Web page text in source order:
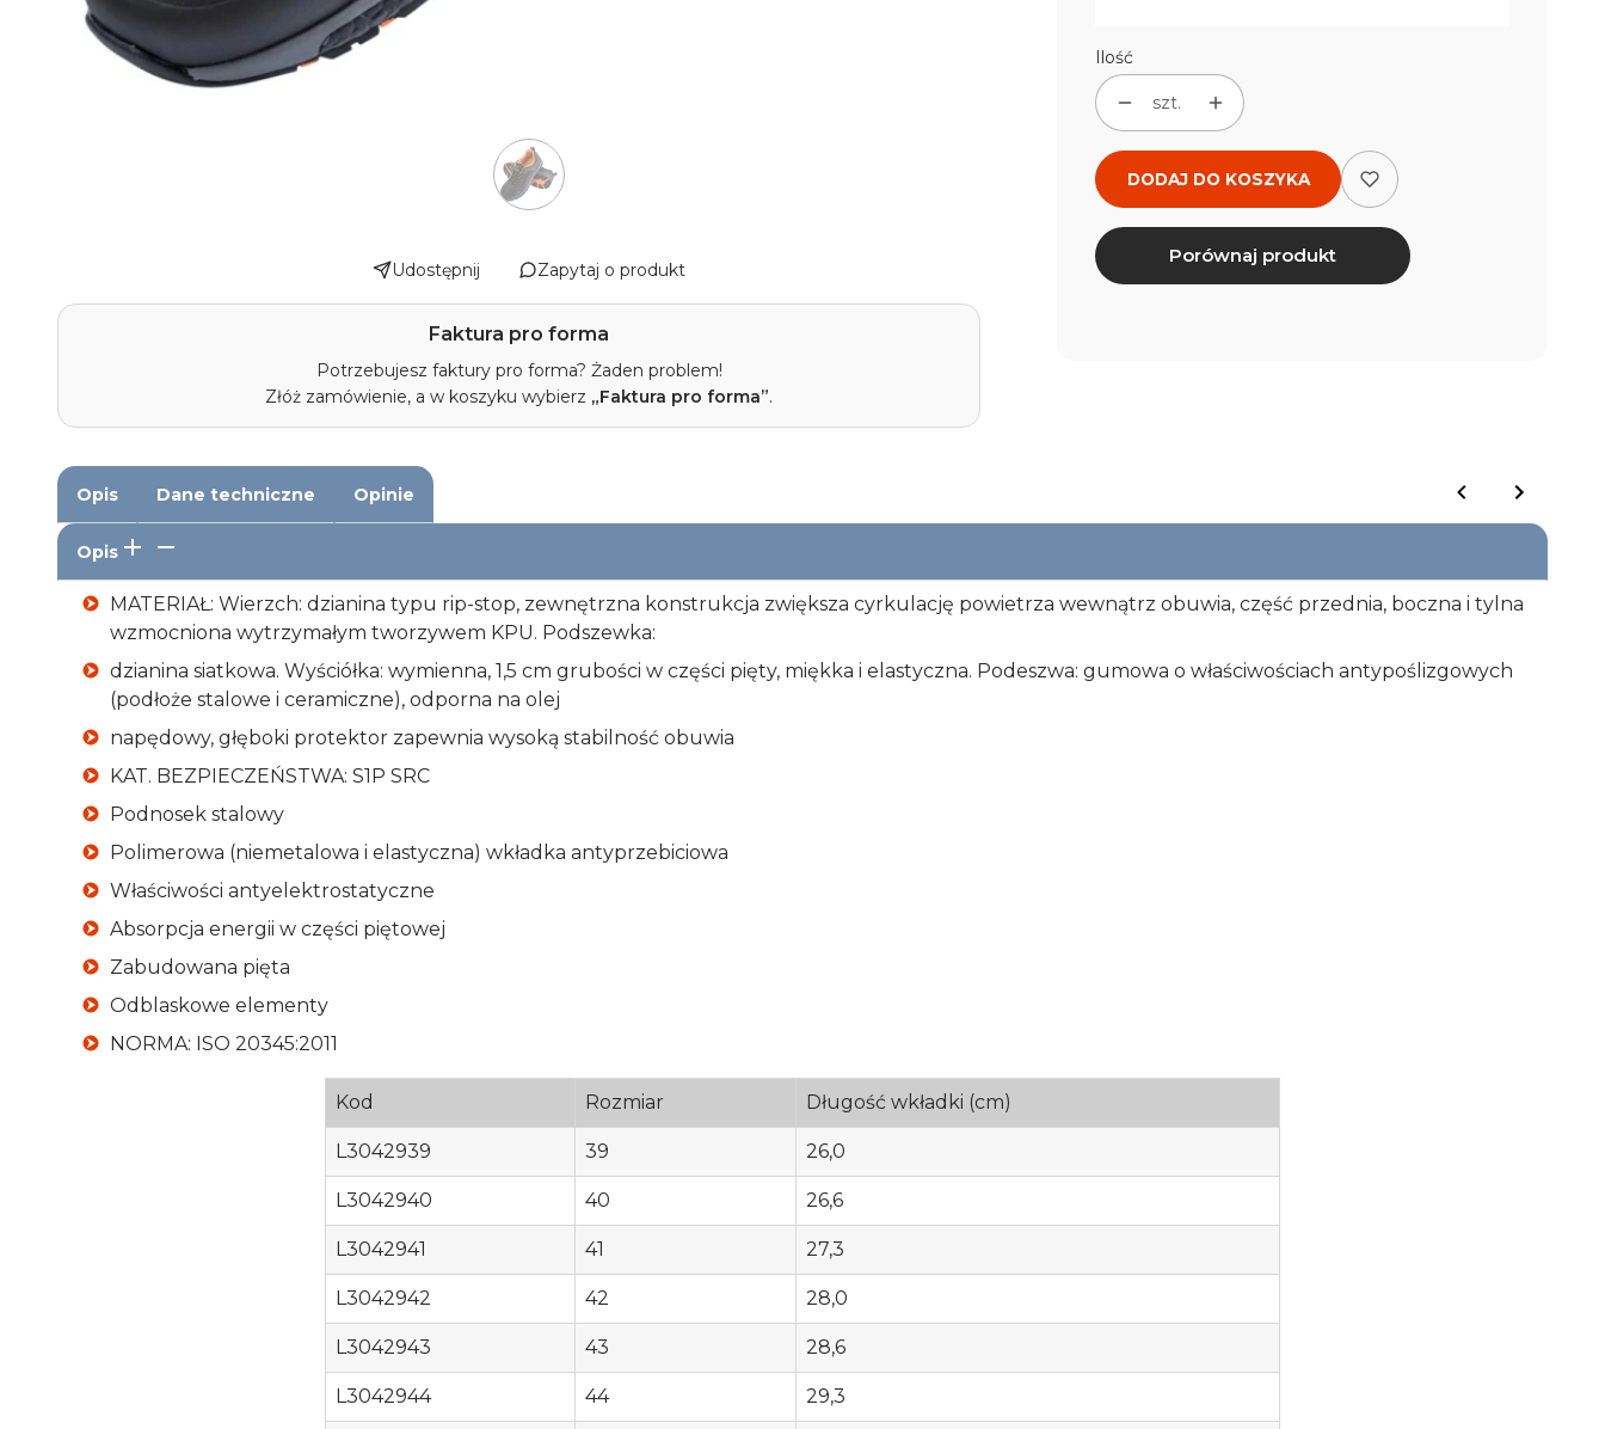
Udostępnij Zapytaj o produkt
Faktura pro forma
Potrzebujesz faktury pro forma? Żaden problem!
Złóż zamówienie, a w koszyku wybierz „Faktura pro forma”.
Ilość
szt.
DODAJ DO KOSZYKA
Porównaj produkt
Opis Dane techniczne Opinie
Opis
MATERIAŁ: Wierzch: dzianina typu rip-stop, zewnętrzna konstrukcja zwiększa cyrkulację powietrza wewnątrz obuwia, część przednia, boczna i tylna
wzmocniona wytrzymałym tworzywem KPU. Podszewka:
dzianina siatkowa. Wyściółka: wymienna, 1,5 cm grubości w części pięty, miękka i elastyczna. Podeszwa: gumowa o właściwościach antypoślizgowych
(podłoże stalowe i ceramiczne), odporna na olej
napędowy, głęboki protektor zapewnia wysoką stabilność obuwia
KAT. BEZPIECZEŃSTWA: S1P SRC
Podnosek stalowy
Polimerowa (niemetalowa i elastyczna) wkładka antyprzebiciowa
Właściwości antyelektrostatyczne
Absorpcja energii w części piętowej
Zabudowana pięta
Odblaskowe elementy
NORMA: ISO 20345:2011
Kod Rozmiar Długość wkładki (cm)
L3042939 39 26,0
L3042940 40 26,6
L3042941 41 27,3
L3042942 42 28,0
L3042943 43 28,6
L3042944 44 29,3